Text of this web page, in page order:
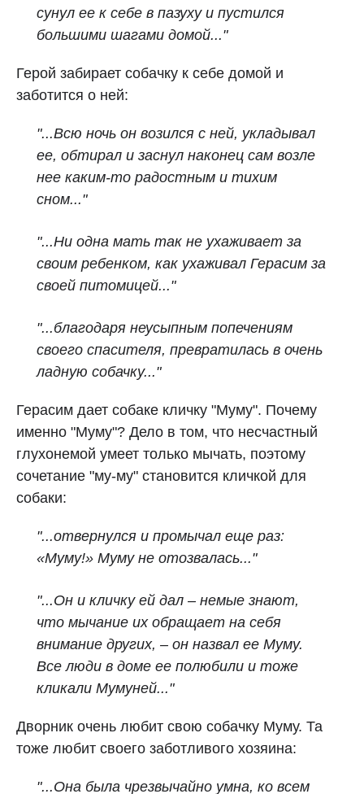
сунул ее к себе в пазуху и пустился
большими шагами домой..."
Герой забирает собачку к себе домой и
заботится о ней:
"...Всю ночь он возился с ней, укладывал
ее, обтирал и заснул наконец сам возле
нее каким‑то радостным и тихим
сном..."
"...Ни одна мать так не ухаживает за
своим ребенком, как ухаживал Герасим за
своей питомицей..."
"...благодаря неусыпным попечениям
своего спасителя, превратилась в очень
ладную собачку..."
Герасим дает собаке кличку "Муму". Почему
именно "Муму"? Дело в том, что несчастный
глухонемой умеет только мычать, поэтому
сочетание "му-му" становится кличкой для
собаки:
"...отвернулся и промычал еще раз:
«Муму!» Муму не отозвалась..."
"...Он и кличку ей дал – немые знают,
что мычание их обращает на себя
внимание других, – он назвал ее Муму.
Все люди в доме ее полюбили и тоже
кликали Мумуней..."
Дворник очень любит свою собачку Муму. Та
тоже любит своего заботливого хозяина:
"...Она была чрезвычайно умна, ко всем